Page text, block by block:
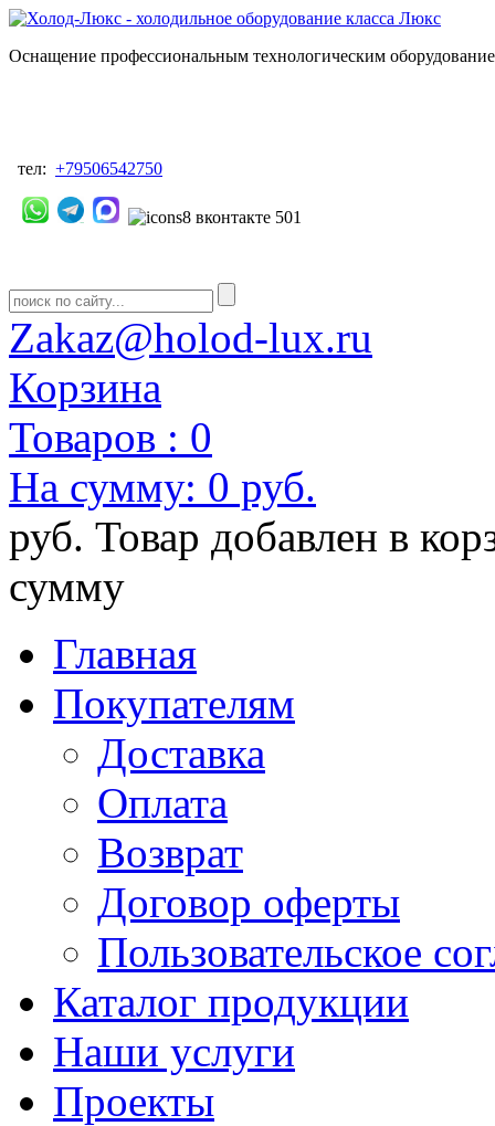
Оснащение профессиональным технологическим
тел: +79506542750
Zakaz@holod-lux.ru
Корзина
Товаров : 0
На сумму: 0 руб.
руб. Товар добавлен в
сумму
Главная
Покупателям
Доставка
Оплата
Возврат
Договор оферты
Пользовательское
Каталог продукции
Наши услуги
Проекты